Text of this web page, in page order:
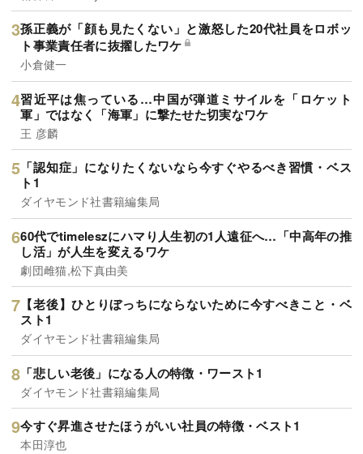
孫正義が「顔も見たくない」と激怒した20代社員をロボッ
ト事業責任者に抜擢したワケ
小倉健一
習近平は焦っている…中国が弾道ミサイルを「ロケット
軍」ではなく「海軍」に撃たせた切実なワケ
王 彦麟
「認知症」になりたくないなら今すぐやるべき習慣・ベス
ト1
ダイヤモンド社書籍編集局
60代でtimeleszにハマり人生初の1人遠征へ…「中高年の推
し活」が人生を変えるワケ
劇団雌猫,松下真由美
【老後】ひとりぼっちにならないために今すべきこと・ベ
スト1
ダイヤモンド社書籍編集局
「悲しい老後」になる人の特徴・ワースト1
ダイヤモンド社書籍編集局
今すぐ昇進させたほうがいい社員の特徴・ベスト1
本田淳也